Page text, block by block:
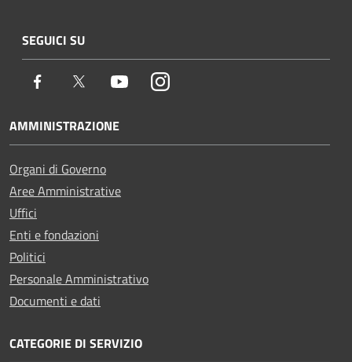
SEGUICI SU
Facebook Twitter YoutubeInstagram
AMMINISTRAZIONE
Organi di Governo
Aree Amministrative
Uffici
Enti e fondazioni
Politici
Personale Amministrativo
Documenti e dati
CATEGORIE DI SERVIZIO